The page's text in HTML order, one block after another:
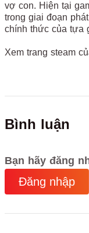
vợ con. Hiện tại
trong giai đoạn
chính thức của tựa
Xem trang steam
Bình luận
Bạn hãy đăng
Đăng nhập